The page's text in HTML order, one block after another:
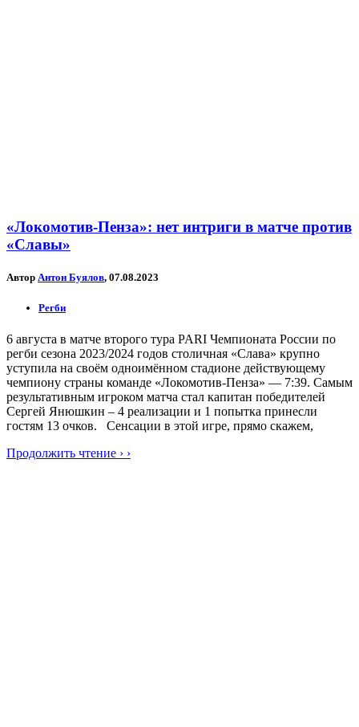
«Локомотив-Пенза»: нет интриги в матче против
«Славы»
Автор Антон Буялов, 07.08.2023
Регби
6 августа в матче второго тура PARI Чемпионата России по
регби сезона 2023/2024 годов столичная «Слава» крупно
уступила на своём одноимённом стадионе действующему
чемпиону страны команде «Локомотив-Пенза» — 7:39. Самым
результативным игроком матча стал капитан победителей
Сергей Янюшкин – 4 реализации и 1 попытка принесли
гостям 13 очков. Сенсации в этой игре, прямо скажем,
Продолжить чтение › ›